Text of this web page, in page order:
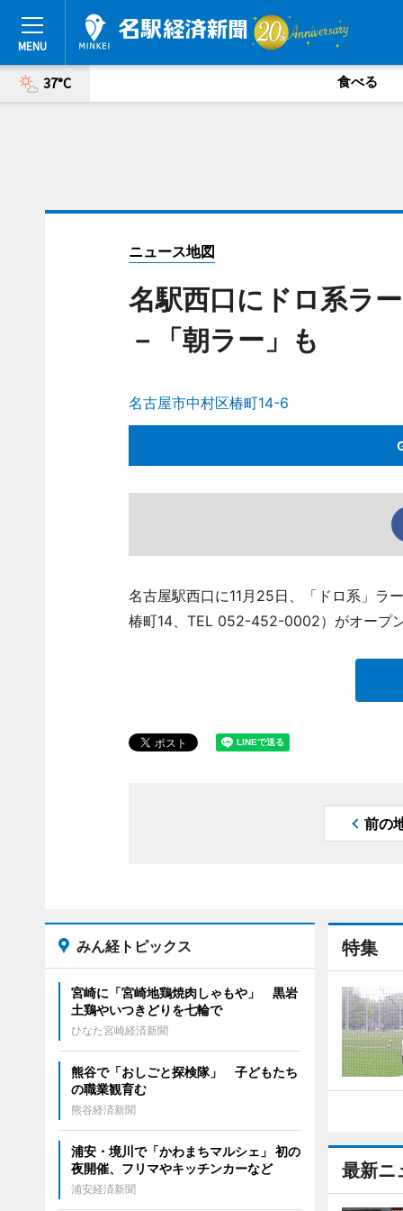
37°C 食べる
ニュース地図
名駅西口にドロ系ラ
－「朝ラー」も
名古屋市中村区椿町14-6
名古屋駅西口に11月25日、「ドロ系」ラ
椿町14、TEL 052-452-0002）がオープ
前の
特集
最新ニ
みん経トピックス
宮崎に「宮崎地鶏焼肉しゃもや」 黒岩
土鶏やいつきどりを七輪で
ひなた宮崎経済新聞
熊谷で「おしごと探検隊」 子どもたち
の職業観育む
熊谷経済新聞
浦安・境川で「かわまちマルシェ」 初の
夜開催、フリマやキッチンカーなど
浦安経済新聞